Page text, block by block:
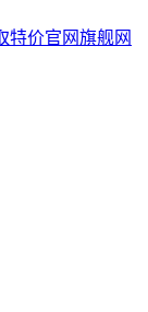
旗舰网